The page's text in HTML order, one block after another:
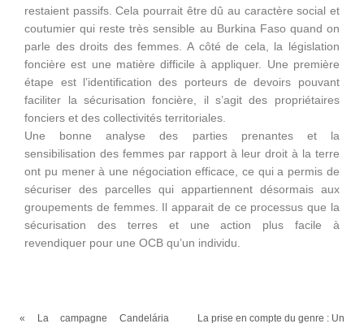
restaient passifs. Cela pourrait être dû au caractère social et
coutumier qui reste très sensible au Burkina Faso quand on
parle des droits des femmes. A côté de cela, la législation
foncière est une matière difficile à appliquer. Une première
étape est l’identification des porteurs de devoirs pouvant
faciliter la sécurisation foncière, il s’agit des propriétaires
fonciers et des collectivités territoriales.
Une bonne analyse des parties prenantes et la
sensibilisation des femmes par rapport à leur droit à la terre
ont pu mener à une négociation efficace, ce qui a permis de
sécuriser des parcelles qui appartiennent désormais aux
groupements de femmes. Il apparait de ce processus que la
sécurisation des terres et une action plus facile à
revendiquer pour une OCB qu’un individu.
« La campagne Candelária
La prise en compte du genre : Un